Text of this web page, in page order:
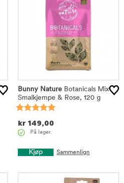
Bunny Nature Botanicals Mix
Smalkjempe & Rose, 120 g
kr 149,00
På lager.
Kjøp Sammenlign